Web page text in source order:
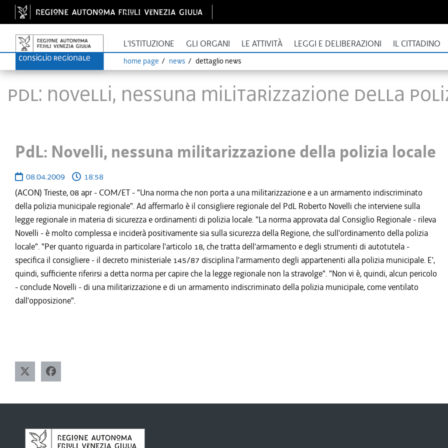
L'ISTITUZIONE GLI ORGANI LE ATTIVITÀ LEGGI E DELIBERAZIONI IL CITTADINO
home page news dettaglio news
PdL: Novelli, nessuna militarizzazione della
PdL: Novelli, nessuna militarizzazione della polizia locale
08.04.2009
18:58
(ACON) Trieste, 08 apr - COM/ET - "Una norma che non porta a una militarizzazione e a un armamento indiscriminato
della polizia municipale regionale". Ad affermarlo è il consigliere regionale del PdL Roberto Novelli che interviene sulla
legge regionale in materia di sicurezza e ordinamenti di polizia locale. "La norma approvata dal Consiglio Regionale - rileva
Novelli - è molto complessa e inciderà positivamente sia sulla sicurezza della Regione, che sull'ordinamento della polizia
locale". "Per quanto riguarda in particolare l'articolo 18, che tratta dell'armamento e degli strumenti di autotutela -
specifica il consigliere - il decreto ministeriale 145/87 disciplina l'armamento degli appartenenti alla polizia municipale. E',
quindi, sufficiente riferirsi a detta norma per capire che la legge regionale non la stravolge". "Non vi è, quindi, alcun pericolo
- conclude Novelli - di una militarizzazione e di un armamento indiscriminato della polizia municipale, come ventilato
dall'opposizione".